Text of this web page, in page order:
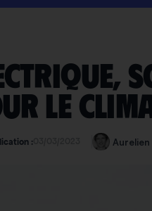
le
:03/03/2023 Aurelien